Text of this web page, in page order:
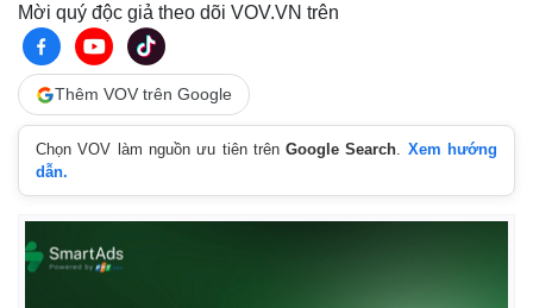
Mời quý độc giả theo dõi VOV.VN trên
Thêm VOV trên Google
Chọn VOV làm nguồn ưu tiên trênGoogle Search. Xem hướng
dẫn.